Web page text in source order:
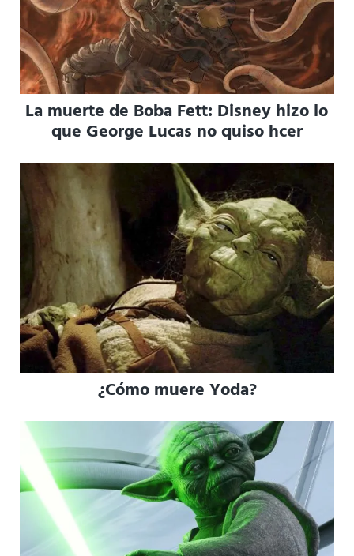
La muerte de Boba Fett: Disney hizo lo
que George Lucas no quiso hcer
¿Cómo muere Yoda?